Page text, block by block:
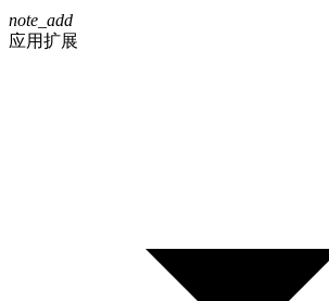
note_add
应用扩展